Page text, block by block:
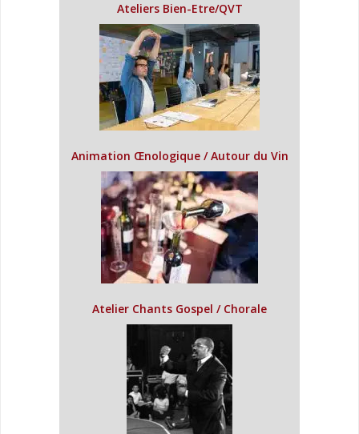
Ateliers Bien-Etre/QVT
Animation Œnologique / Autour du Vin
Atelier Chants Gospel / Chorale